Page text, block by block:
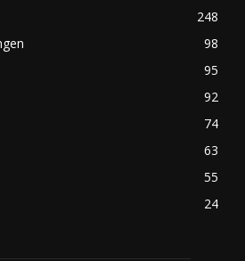
248
98
95
92
74
63
55
24